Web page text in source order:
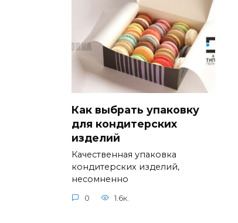
Как выбрать упаковку
для кондитерских
изделий
Качественная упаковка
кондитерских изделий,
несомненно
0 1.6к.